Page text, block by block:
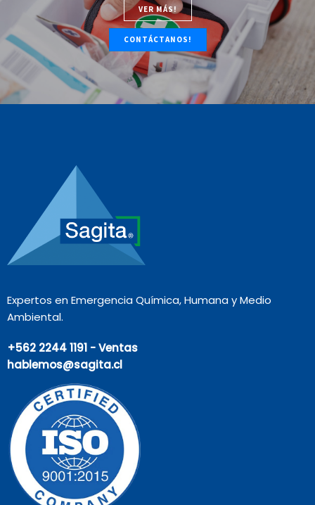
VER MÁS!
CONTÁCTANOS!
Expertos en Emergencia Química, Humana y Medio
Ambiental.
+562 2244 1191 - Ventas
hablemos@sagita.cl